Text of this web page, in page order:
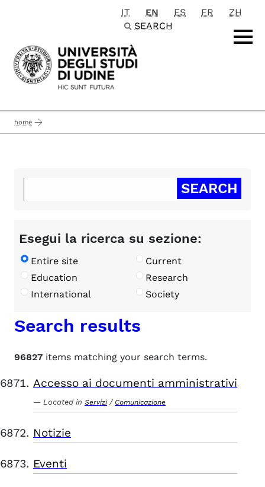
Passa al contenuto principale
IT EN ES FR
ZH
SEARCH
home
Esegui la ricerca su sezione:
Entire site
Current
Education
Research
International
Society
Search results
96827 items matching your search terms.
Accesso ai documenti amministrativi
Located in Servizi / Comunicazione
Notizie
Eventi